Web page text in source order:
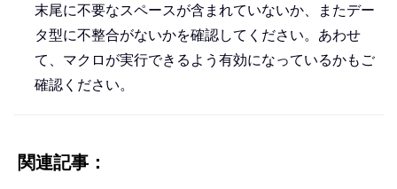
末尾に不要なスペースが含まれていないか、またデー
タ型に不整合がないかを確認してください。あわせ
て、マクロが実行できるよう有効になっているかもご
確認ください。
関連記事：